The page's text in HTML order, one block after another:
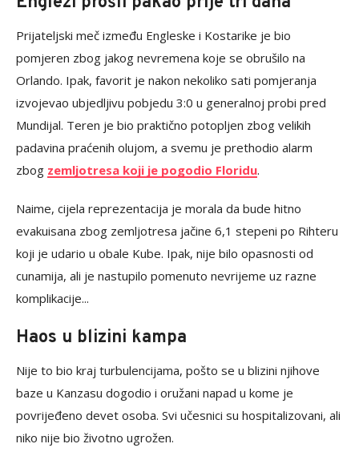
Prijateljski meč između Engleske i Kostarike je bio
pomjeren zbog jakog nevremena koje se obrušilo na
Orlando. Ipak, favorit je nakon nekoliko sati pomjeranja
izvojevao ubjedljivu pobjedu 3:0 u generalnoj probi pred
Mundijal. Teren je bio praktično potopljen zbog velikih
padavina praćenih olujom, a svemu je prethodio alarm
zbog zemljotresa koji je pogodio Floridu.
Naime, cijela reprezentacija je morala da bude hitno
evakuisana zbog zemljotresa jačine 6,1 stepeni po Rihteru
koji je udario u obale Kube. Ipak, nije bilo opasnosti od
cunamija, ali je nastupilo pomenuto nevrijeme uz razne
komplikacije...
Haos u blizini kampa
Nije to bio kraj turbulencijama, pošto se u blizini njihove
baze u Kanzasu dogodio i oružani napad u kome je
povrijeđeno devet osoba. Svi učesnici su hospitalizovani, ali
niko nije bio životno ugrožen.